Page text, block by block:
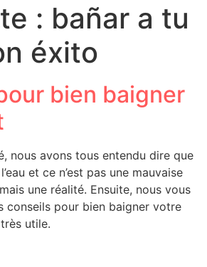
: bañar a tu
éxito
bien baigner
nous avons tous entendu dire que
et ce n’est pas une mauvaise
une réalité. Ensuite, nous vous
conseils pour bien baigner votre
utile.